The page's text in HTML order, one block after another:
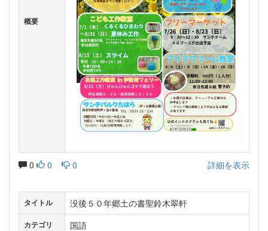
概要
0 0 0 詳細を表示
タイトル 没後５０年郷土の書聖鈴木翠軒
カテゴリ 国語